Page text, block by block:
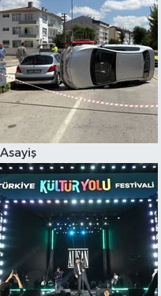
Asayiş
Televizyon
Yaşam-Çevre